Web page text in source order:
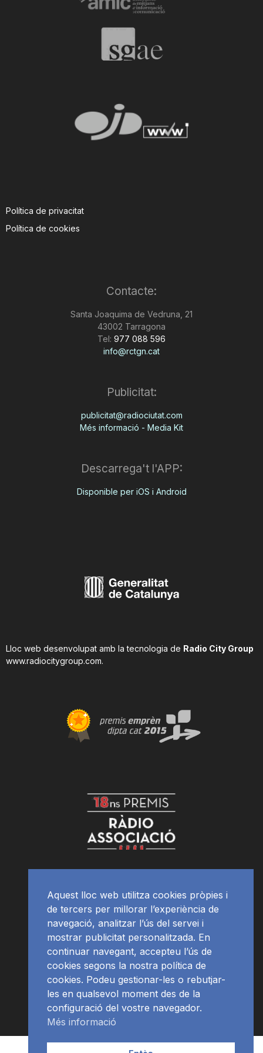
Política de privacitat
Política de cookies
Contacte:
Santa Joaquima de Vedruna, 21
43002 Tarragona
Tel: 977 088 596
info@rctgn.cat
Publicitat:
publicitat@radiociutat.com
Més informació - Media Kit
Descarrega't l'APP:
Disponible per iOS i Android
Lloc web desenvolupat amb la tecnologia de Radio City Group
www.radiocitygroup.com.
APP Programació
Aquest lloc web utilitza cookies pròpies i
de tercers per millorar l’experiència de
navegació, analitzar l’ús del servei i
mostrar publicitat personalitzada. En
continuar navegant, accepteu l’ús de
cookies segons la nostra política de
cookies. Podeu gestionar-les o rebutjar-
les en qualsevol moment des de la
configuració del vostre navegador.
Més informació